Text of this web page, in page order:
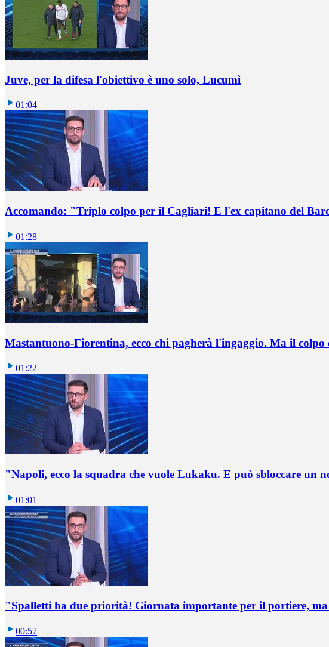
Juve, per la difesa l'obiettivo è uno solo, Lucumì
01:04
Accomando: "Triplo colpo per il Cagliari! E l'ex capitano del
01:28
Mastantuono-Fiorentina, ecco chi pagherà l'ingaggio. Ma il
01:22
"Napoli, ecco la squadra che vuole Lukaku. E può sbloccare un
01:01
"Spalletti ha due priorità! Giornata importante per il portiere,
00:57